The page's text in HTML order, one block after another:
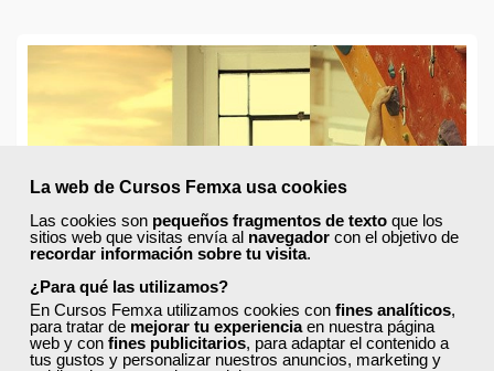
La web de Cursos Femxa usa cookies
Las cookies son pequeños fragmentos de texto que los
sitios web que visitas envía al navegador con el objetivo de
recordar información sobre tu visita.
¿Para qué las utilizamos?
En Cursos Femxa utilizamos cookies con fines analíticos,
para tratar de mejorar tu experienciaen nuestra página
web y con fines publicitarios, para adaptar el contenido a
tus gustos y personalizar nuestros anuncios, marketing y